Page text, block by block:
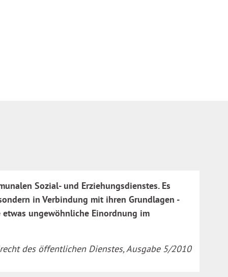
Sozial- und Erziehungsdienstes. Es
in Verbindung mit ihren Grundlagen -
ungewöhnliche Einordnung im
des öffentlichen Dienstes, Ausgabe 5/2010